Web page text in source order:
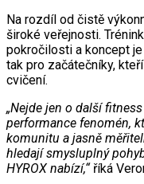
Na rozdíl od čistě
široké veřejnosti.
pokročilosti a koncept
tak pro začátečníky,
cvičení.
„Nejde jen o další
performance fenomén,
komunitu a jasně
hledají smysluplný
HYROX nabízí,“říká